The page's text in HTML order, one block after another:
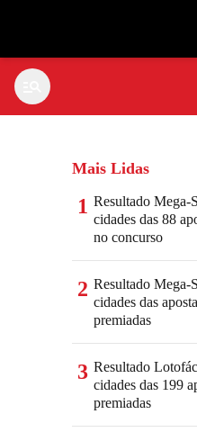
Mais Lidas
1 Resultado Mega-
cidades das 88
no concurso
2 Resultado Mega-
cidades das
premiadas
3 Resultado
cidades das 199
premiadas